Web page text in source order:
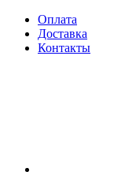
Оплата
Доставка
Контакты